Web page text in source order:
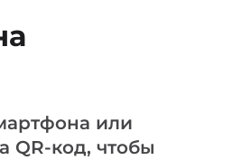
или
QR-код, чтобы